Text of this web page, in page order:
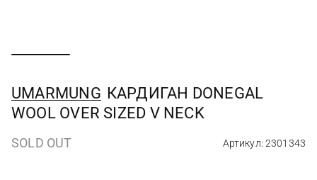
UMARMUNG КАРДИГАН DONEGAL
WOOL OVER SIZED V NECK
SOLD OUT Артикул: 2301343